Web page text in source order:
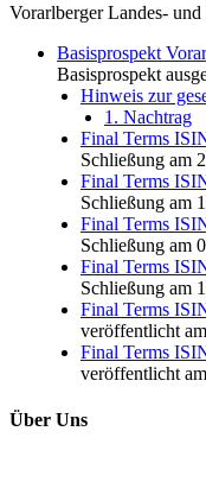
Vorarlberger Landes-
Basisprospekt
Basisprospekt
Hinweis zur
1. Nachtrag
Final Terms
Schließung am
Final Terms
Schließung am
Final Terms
Schließung am
Final Terms
Schließung am
Final Terms
veröffentlicht
Final Terms
veröffentlicht
Über Uns